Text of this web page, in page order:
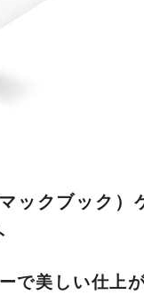
ックブック）
で美しい仕上